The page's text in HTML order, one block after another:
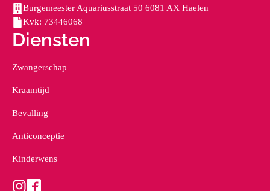
Burgemeester Aquariusstraat 50 6081 AX Haelen
Kvk: 73446068
Diensten
Zwangerschap
Kraamtijd
Bevalling
Anticonceptie
Kinderwens